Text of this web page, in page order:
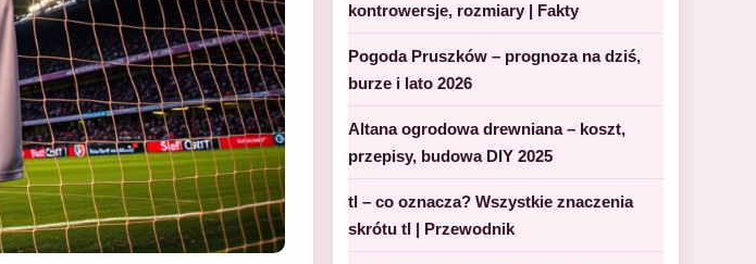
kontrowersje, rozmiary | Fakty
Pogoda Pruszków – prognoza na dziś,
burze i lato 2026
Altana ogrodowa drewniana – koszt,
przepisy, budowa DIY 2025
tl – co oznacza? Wszystkie znaczenia
skrótu tl | Przewodnik